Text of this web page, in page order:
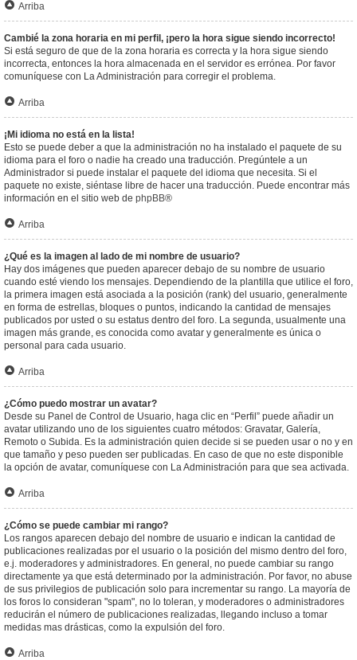
Arriba
Cambié la zona horaria en mi perfil, ¡pero la hora sigue siendo incorrecto!
Si está seguro de que de la zona horaria es correcta y la hora sigue siendo
incorrecta, entonces la hora almacenada en el servidor es errónea. Por favor
comuníquese con La Administración para corregir el problema.
Arriba
¡Mi idioma no está en la lista!
Esto se puede deber a que la administración no ha instalado el paquete de su
idioma para el foro o nadie ha creado una traducción. Pregúntele a un
Administrador si puede instalar el paquete del idioma que necesita. Si el
paquete no existe, siéntase libre de hacer una traducción. Puede encontrar más
información en el sitio web de phpBB®
Arriba
¿Qué es la imagen al lado de mi nombre de usuario?
Hay dos imágenes que pueden aparecer debajo de su nombre de usuario
cuando esté viendo los mensajes. Dependiendo de la plantilla que utilice el foro,
la primera imagen está asociada a la posición (rank) del usuario, generalmente
en forma de estrellas, bloques o puntos, indicando la cantidad de mensajes
publicados por usted o su estatus dentro del foro. La segunda, usualmente una
imagen más grande, es conocida como avatar y generalmente es única o
personal para cada usuario.
Arriba
¿Cómo puedo mostrar un avatar?
Desde su Panel de Control de Usuario, haga clic en “Perfil” puede añadir un
avatar utilizando uno de los siguientes cuatro métodos: Gravatar, Galería,
Remoto o Subida. Es la administración quien decide si se pueden usar o no y en
que tamaño y peso pueden ser publicadas. En caso de que no este disponible
la opción de avatar, comuníquese con La Administración para que sea activada.
Arriba
¿Cómo se puede cambiar mi rango?
Los rangos aparecen debajo del nombre de usuario e indican la cantidad de
publicaciones realizadas por el usuario o la posición del mismo dentro del foro,
e.j. moderadores y administradores. En general, no puede cambiar su rango
directamente ya que está determinado por la administración. Por favor, no abuse
de sus privilegios de publicación solo para incrementar su rango. La mayoría de
los foros lo consideran "spam", no lo toleran, y moderadores o administradores
reducirán el número de publicaciones realizadas, llegando incluso a tomar
medidas mas drásticas, como la expulsión del foro.
Arriba